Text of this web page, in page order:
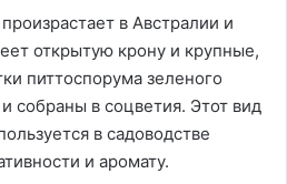
в Австралии и
открытую крону и крупные,
питтоспорума зеленого
собраны в соцветия. Этот вид
в садоводстве
и аромату.